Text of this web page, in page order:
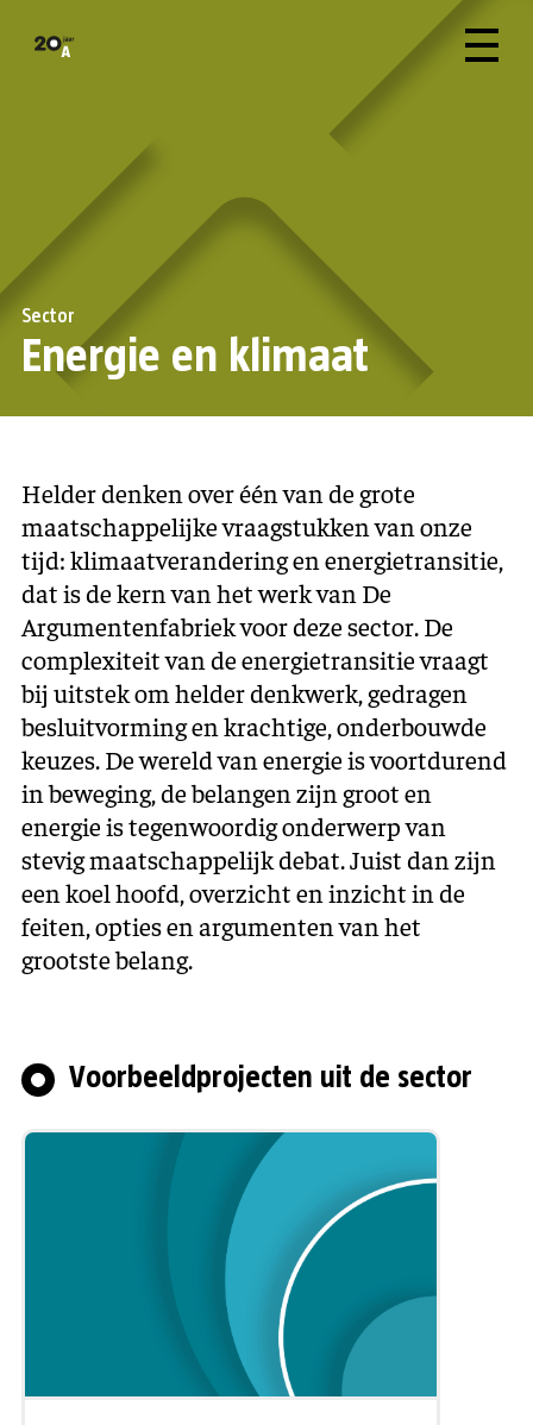
Sector
Energie en klimaat
Helder denken over één van de grote
maatschappelijke vraagstukken van onze
tijd: klimaatverandering en energietransitie,
dat is de kern van het werk van De
Argumentenfabriek voor deze sector. De
complexiteit van de energietransitie vraagt
bij uitstek om helder denkwerk, gedragen
besluitvorming en krachtige, onderbouwde
keuzes. De wereld van energie is voortdurend
in beweging, de belangen zijn groot en
energie is tegenwoordig onderwerp van
stevig maatschappelijk debat. Juist dan zijn
een koel hoofd, overzicht en inzicht in de
feiten, opties en argumenten van het
grootste belang.
Voorbeeldprojecten uit de sector